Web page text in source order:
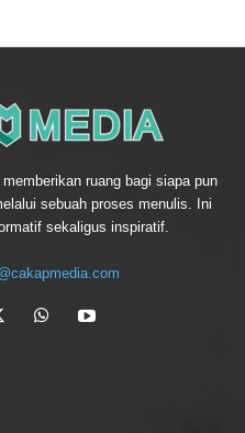
ruang bagi siapa pun
sebuah proses menulis. Ini
sekaligus inspiratif.